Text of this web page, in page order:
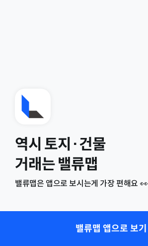
역시 토지·건물
거래는 밸류맵
밸류맵은 앱으로 보시는게 가장 편해요 👀
밸류맵 앱으로 보기